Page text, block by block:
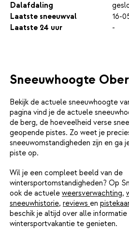
Dalafdaling
Laatste sneeuwval
16-
Laatste 24 uur
-
Sneeuwhoogte
Bekijk de actuele sneeuwhoogte
pagina vind je de actuele
de berg, de hoeveelheid verse
geopende pistes. Zo weet je
sneeuwomstandigheden zijn en ga
piste op.
Wil je een compleet beeld van de
wintersportomstandigheden? Op
ook de actuele weersverwachting,
sneeuwhistorie, reviews en
beschik je altijd over alle
wintersportvakantie te genieten.